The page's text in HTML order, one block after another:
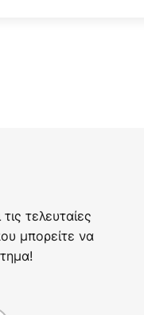
τελευταίες
μπορείτε να